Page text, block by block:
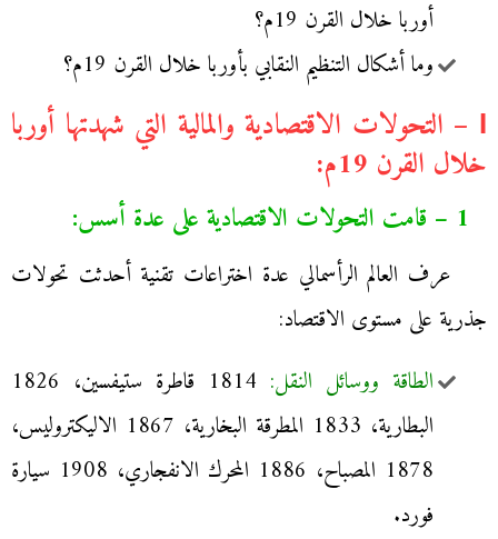
أوربا خلال القرن 19م؟
وما أشكال التنظيم النقابي بأوربا خلال القرن 19م؟
І – التحولات الاقتصادية والمالية التي شهدتها أوربا
خلال القرن 19م:
1 – قامت التحولات الاقتصادية على عدة أسس:
عرف العالم الرأسمالي عدة اختراعات تقنية أحدثت تحولات
جذرية على مستوى الاقتصاد:
الطاقة ووسائل النقل:
1814 قاطرة ستيفسين، 1826
البطارية، 1833 المطرقة البخارية، 1867 الاليكتروليس،
1878 المصباح، 1886 المحرك الانفجاري، 1908 سيارة
فورد.